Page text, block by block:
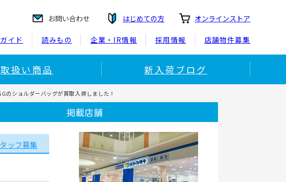
お問い合わせ はじめての方 オンラインストア
イド 読みもの 企業・IR情報 採用情報 店舗物件募集
取扱い商品 新入荷ブログ
のショルダーバッグが買取入荷しました！
ッフ募集
掲載店舗